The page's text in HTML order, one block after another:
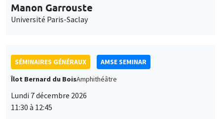
Manon Garrouste
Université Paris-Saclay
SÉMINAIRES GÉNÉRAUX
AMSE SEMINAR
Îlot Bernard du BoisAmphithéâtre
Lundi 7 décembre 2026
11:30 à 12:45